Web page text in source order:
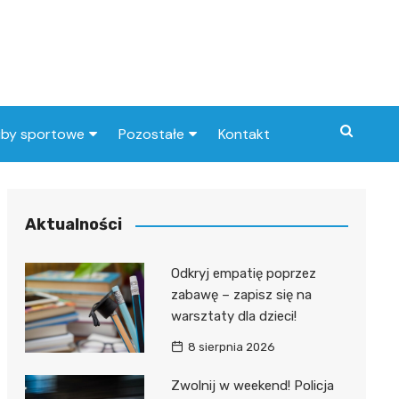
sportowe
piłkarski
Pozostałe Kontakt
Aktualności
Odkryj empatię poprzez
zabawę – zapisz się na
warsztaty dla dzieci!
8 sierpnia 2026
Zwolnij w weekend! Policja